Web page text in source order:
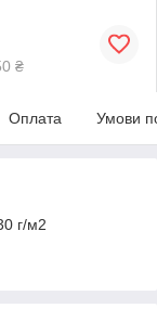
₴
Оплата Умови
г/м2